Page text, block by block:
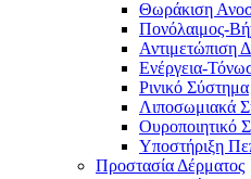
Θωράκιση
Πονόλαιμος-
Αντιμετώπιση
Eνέργεια-
Ρινικό Σύστημα
Λιποσωμιακά
Ουροποιητικό
Υποστήριξη
Προστασία Δέρματος